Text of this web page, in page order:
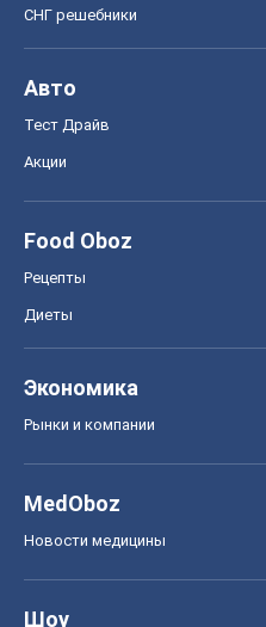
СНГ решебники
Авто
Тест Драйв
Акции
Food Oboz
Рецепты
Диеты
Экономика
Рынки и компании
MedOboz
Новости медицины
Шоу